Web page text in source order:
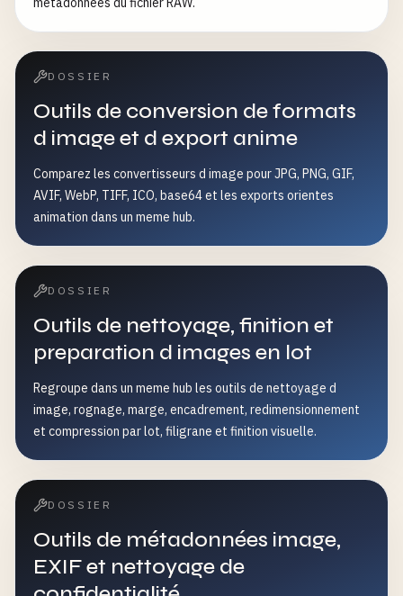
DOSSIER
Outils de conversion de formats
d image et d export anime
Comparez les convertisseurs d image pour JPG, PNG, GIF,
AVIF, WebP, TIFF, ICO, base64 et les exports orientes
animation dans un meme hub.
DOSSIER
Outils de nettoyage, finition et
preparation d images en lot
Regroupe dans un meme hub les outils de nettoyage d
image, rognage, marge, encadrement, redimensionnement
et compression par lot, filigrane et finition visuelle.
DOSSIER
Outils de métadonnées image,
EXIF et nettoyage de